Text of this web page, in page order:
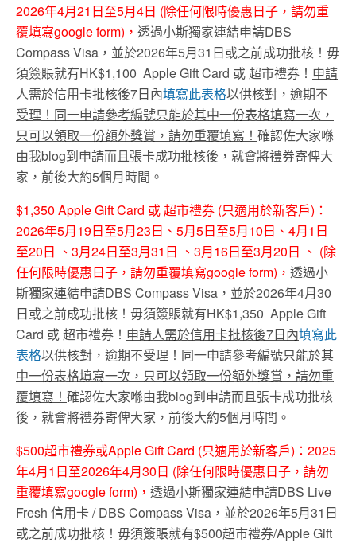
2026年4月21日至5月4日 (除任何限時優惠日子，請勿重
覆填寫google form)， 透過小斯獨家連結申請DBS
Compass Visa，並於2026年5月31日或之前成功批核！毋
須簽賬就有HK$1,100 Apple Gift Card 或 超市禮券！ 申請
人需於信用卡批核後7日內填寫此表格以供核對，逾期不
受理！同一申請參考編號只能於其中一份表格填寫一次，
只可以領取一份額外獎賞，請勿重覆填寫！ 確認佐大家喺
由我blog到申請而且張卡成功批核後，就會將禮券寄俾大
家，前後大約5個月時間。
$1,350 Apple Gift Card 或 超市禮券 (只適用於新客戶)：
2026年5月19日至5月23日、5月5日至5月10日、4月1日
至20日 、3月24日至3月31日 、3月16日至3月20日 、 (除
任何限時優惠日子，請勿重覆填寫google form)， 透過小
斯獨家連結申請DBS Compass Visa，並於2026年4月30
日或之前成功批核！毋須簽賬就有HK$1,350 Apple Gift
Card 或 超市禮券！ 申請人需於信用卡批核後7日內填寫此
表格以供核對，逾期不受理！同一申請參考編號只能於其
中一份表格填寫一次，只可以領取一份額外獎賞，請勿重
覆填寫！ 確認佐大家喺由我blog到申請而且張卡成功批核
後，就會將禮券寄俾大家，前後大約5個月時間。
$500超市禮券或Apple Gift Card (只適用於新客戶)：2025
年4月1日至2026年4月30日 (除任何限時優惠日子，請勿
重覆填寫google form)， 透過小斯獨家連結申請DBS Live
Fresh 信用卡 / DBS Compass Visa，並於2026年5月31日
或之前成功批核！毋須簽賬就有$500超市禮券/Apple Gift